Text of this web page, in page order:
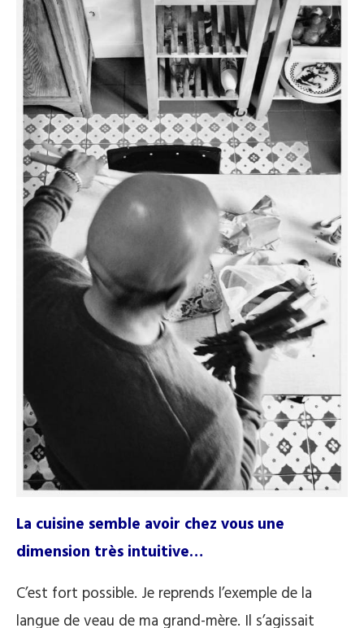
La cuisine semble avoir chez vous une
dimension très intuitive…
C’est fort possible. Je reprends l’exemple de la
langue de veau de ma grand-mère. Il s’agissait